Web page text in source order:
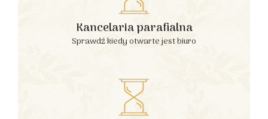
Kancelaria parafialna
Sprawdź kiedy otwarte jest biuro